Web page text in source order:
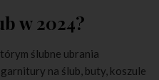
w 2024?
ślubne ubrania
na ślub, buty, koszule